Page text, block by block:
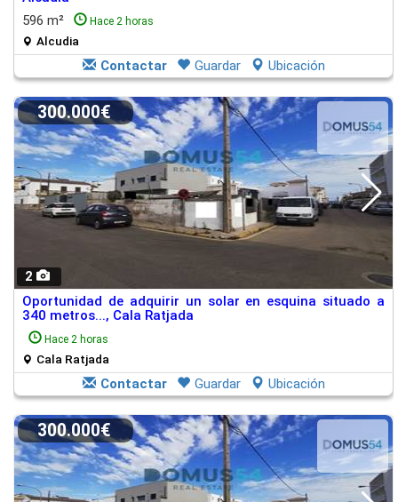
596 m²
Hace 2 horas
Alcudia
Contactar Guardar Ubicación
2
300.000€
Oportunidad de adquirir un solar en esquina situado a
340 metros..., Cala Ratjada
Hace 2 horas
Cala Ratjada
Contactar Guardar Ubicación
300.000€